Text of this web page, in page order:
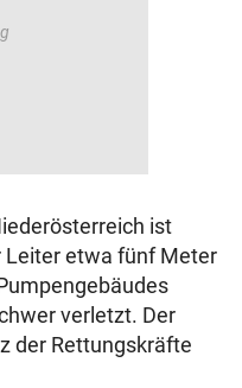
ist
etwa fünf Meter
verletzt. Der
der Rettungskräfte